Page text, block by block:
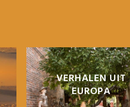
VERHALEN UIT
EUROPA